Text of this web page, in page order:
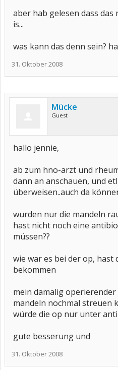
aber hab gelesen dass
is...
was kann das denn sein?
31. Oktober 2008
Mücke
Guest
hallo jennie,
ab zum hno-arzt und
dann an anschauen, und
überweisen..auch da
wurden nur die mandeln
hast nicht noch eine
müssen??
wie war es bei der op, hast
bekommen
mein damalig operierender
mandeln nochmal streuen
würde die op nur unter
gute besserung und
31. Oktober 2008